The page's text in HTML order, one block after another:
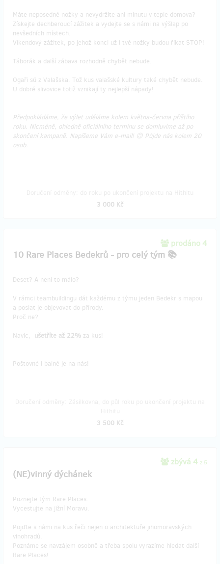
Máte neposedné nožky a nevydržíte ani minutu v teple domova?
Získejte dechberoucí zážitek a vydejte se s námi na výšlap po
nevšedních místech.
Víkendový zážitek, po jehož konci už i tvé nožky budou říkat STOP!
Táborák a další zábava rozhodně chybět nebude.
Ogaři sú z Valašska. Tož kus valašské kultury také chybět nebude.
U dobré slivovice totiž vznikají ty nejlepší nápady!
Předpokládáme, že výlet uděláme kolem května-června příštího
roku. Nicméně, ohledně oficiálního termínu se domluvíme až po
skončení kampaně. Napíšeme Vám e-mail! 😉 Půjde nás kolem 20
osob.
3 000 Kč
prodáno 4
10 Rare Places Bedekrů - pro celý tým 📚
Deset? A není to málo?
V rámci teambuildingu dát každému z týmu jeden Bedekr s mapou
a poslat je objevovat do přírody.
Proč ne?
Navíc, ušetříte až 22% za kus!
Poštovné i balné je na nás!
3 500 Kč
zbývá 4 z 5
(NE)vinný dýchánek
Poznejte tým Rare Places.
Vycestujte na jižní Moravu.
Pojďte s námi na kus řeči nejen o architektuře jihomoravských
vinohradů.
Poznáme se navzájem osobně a třeba spolu vyrazíme hledat další
Rare Places!